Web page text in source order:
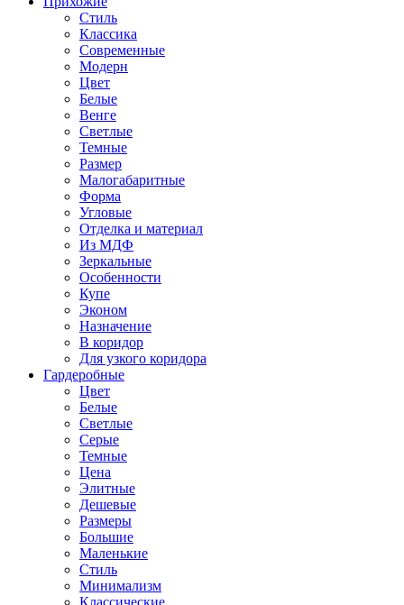
Стиль
Классика
Современные
Модерн
Цвет
Белые
Венге
Светлые
Темные
Размер
Малогабаритные
Форма
Угловые
Отделка и материал
Из МДФ
Зеркальные
Особенности
Купе
Эконом
Назначение
В коридор
Для узкого коридора
Гардеробные
Цвет
Белые
Светлые
Серые
Темные
Цена
Элитные
Дешевые
Размеры
Большие
Маленькие
Стиль
Минимализм
Классические